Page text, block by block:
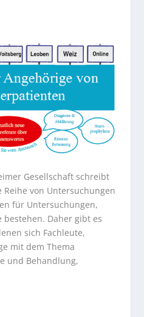
Gesellschaft schreibt
von Untersuchungen
für Untersuchungen,
Daher gibt es
sich Fachleute,
mit dem Thema
und Behandlung,